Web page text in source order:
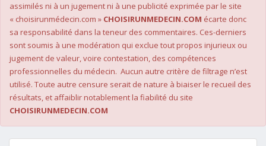
assimilés ni à un jugement ni à une publicité exprimée par le site
« choisirunmédecin.com » CHOISIRUNMEDECIN.COM écarte donc
sa responsabilité dans la teneur des commentaires. Ces-derniers
sont soumis à une modération qui exclue tout propos injurieux ou
jugement de valeur, voire contestation, des compétences
professionnelles du médecin. Aucun autre critère de filtrage n’est
utilisé. Toute autre censure serait de nature à biaiser le recueil des
résultats, et affaiblir notablement la fiabilité du site
CHOISIRUNMEDECIN.COM